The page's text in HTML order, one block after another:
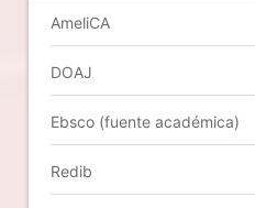
AmeliCA
DOAJ
Ebsco (fuente académica)
Redib